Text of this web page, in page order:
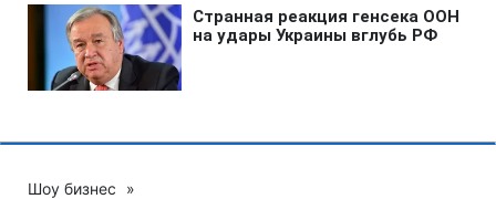
Шоу бизнес »